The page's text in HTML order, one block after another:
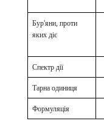
Бур'яни, проти
яких діє
Спектр дії
Тарна одиниця
Формуляція